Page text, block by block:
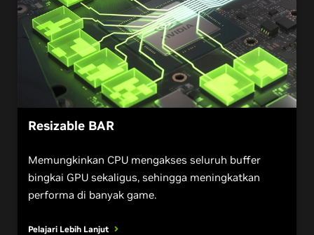
Resizable BAR
Memungkinkan CPU mengakses seluruh buffer
bingkai GPU sekaligus, sehingga meningkatkan
performa di banyak game.
Pelajari Lebih Lanjut